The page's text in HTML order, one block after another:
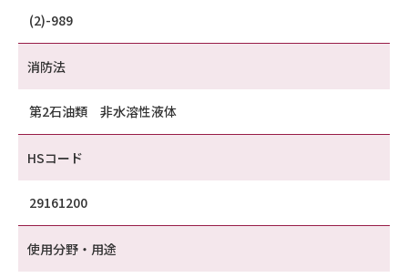
(2)-989
消防法
第2石油類 非水溶性液体
HSコード
29161200
使用分野・用途